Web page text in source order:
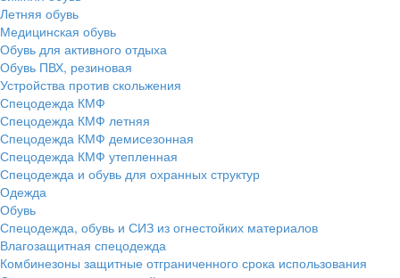
Летняя обувь
Медицинская обувь
Обувь для активного отдыха
Обувь ПВХ, резиновая
Устройства против скольжения
Спецодежда КМФ
Спецодежда КМФ летняя
Спецодежда КМФ демисезонная
Спецодежда КМФ утепленная
Спецодежда и обувь для охранных структур
Одежда
Обувь
Спецодежда, обувь и СИЗ из огнестойких материалов
Влагозащитная спецодежда
Комбинезоны защитные отграниченного срока использования